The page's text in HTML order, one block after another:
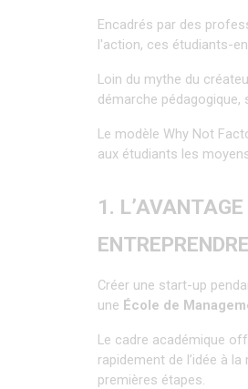
Encadrés par des
l'action, ces étudiants-
Loin du mythe du
démarche
Le modèle Why Not
aux étudiants les
1.
ENTREPRENDRE
Créer une start-up
une École de
Le cadre académique
rapidement de l’idée à
premières étapes.